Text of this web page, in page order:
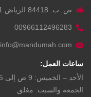
ص. ب. 84418 الرياض 11671
00966112496283
info@mandumah.com
ساعات العمل:
الأحد – الخميس: 9 ص إلى 5 م
الجمعة والسبت: مغلق